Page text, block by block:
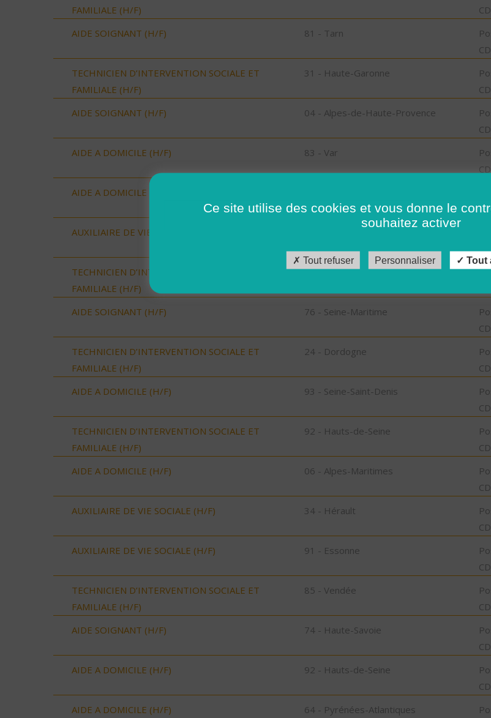
FAMILIALE (H/F)
AIDE SOIGNANT (H/F) 81 - Tarn
TECHNICIEN D’INTERVENTION SOCIALE ET
FAMILIALE (H/F)
31 - Haute-Garonne
AIDE SOIGNANT (H/F) 04 - Alpes-de-Haute-Provence
AIDE A DOMICILE (H/F) 83 - Var
AIDE A DOMICILE (H/F)
AUXILIAIRE DE VIE SOCIALE (H/F)
TECHNICIEN D’INTERVENTION SOCIALE ET
FAMILIALE (H/F)
89 - Yonne
AIDE SOIGNANT (H/F) 76 - Seine-Maritime
TECHNICIEN D’INTERVENTION SOCIALE ET
FAMILIALE (H/F)
24 - Dordogne
AIDE A DOMICILE (H/F) 93 - Seine-Saint-Denis
TECHNICIEN D’INTERVENTION SOCIALE ET
FAMILIALE (H/F)
92 - Hauts-de-Seine
AIDE A DOMICILE (H/F) 06 - Alpes-Maritimes
AUXILIAIRE DE VIE SOCIALE (H/F) 34 - Hérault
AUXILIAIRE DE VIE SOCIALE (H/F) 91 - Essonne
TECHNICIEN D’INTERVENTION SOCIALE ET
FAMILIALE (H/F)
85 - Vendée
AIDE SOIGNANT (H/F) 74 - Haute-Savoie
AIDE A DOMICILE (H/F) 92 - Hauts-de-Seine
AIDE A DOMICILE (H/F) 64 - Pyrénées-Atlantiques
Ce site utilise des cookies et vous donne le
souhaitez activer
Tout refuser Personnaliser Tout